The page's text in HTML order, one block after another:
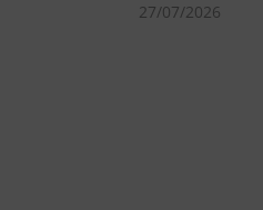
27/07/2026